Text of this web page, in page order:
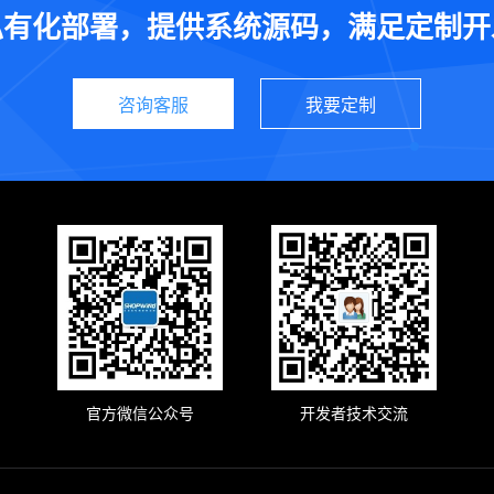
化部署，提供系统源码，满足定制
咨询客服 我要定制
官方微信公众号 开发者技术交流